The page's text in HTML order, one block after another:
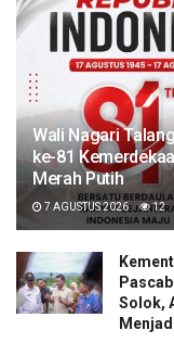
Wali Nagari
ke-81
Merah Putih
7 AGUSTUS 2026 12
Solok,